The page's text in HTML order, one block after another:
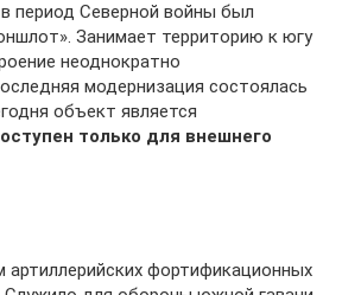
период Северной войны был
Занимает территорию к югу
неоднократно
модернизация состоялась
объект является
только для внешнего
артиллерийских фортификационных